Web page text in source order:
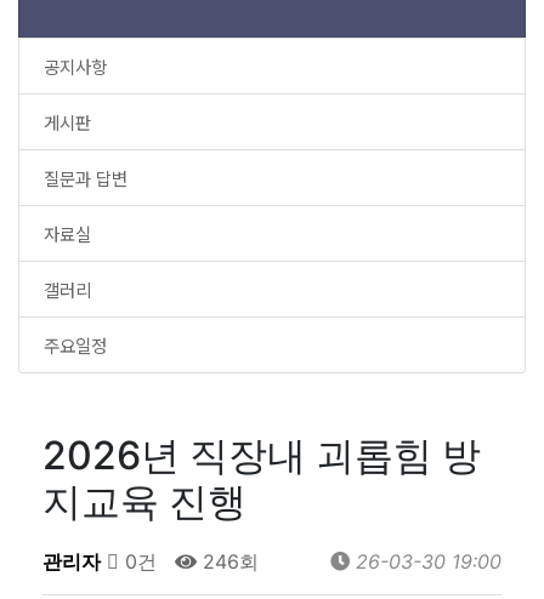
공지사항
게시판
질문과 답변
자료실
갤러리
주요일정
2026년 직장내 괴롭힘 방
지교육 진행
관리자 0건 246회 26-03-30 19:00